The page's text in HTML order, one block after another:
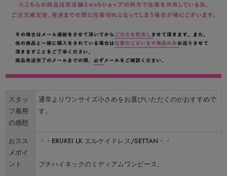
スタッ
フ着用
の感想
通常よりワンサイズ小さめをお選びいただくのがおすすめで
す。
おスス
メポイ
ント
・・ERUKEI LK エルケイドレス/SETTAN・・
プチハイネックのミディアムワンピース。